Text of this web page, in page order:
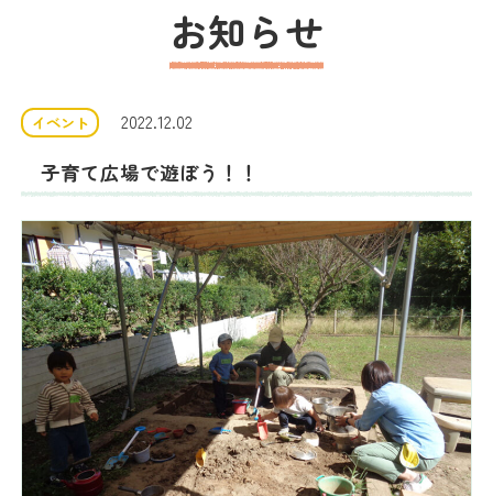
保育方針
クラス紹介
入園案内 園の取り組み
法人概要 お知らせ
お知らせ
イベント 2022.12.02
子育て広場で遊ぼう！！